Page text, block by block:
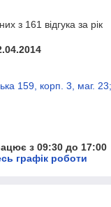
з 161 відгука за рік
159, корп. 3, маг.
з 09:30 до 17:00
графік роботи